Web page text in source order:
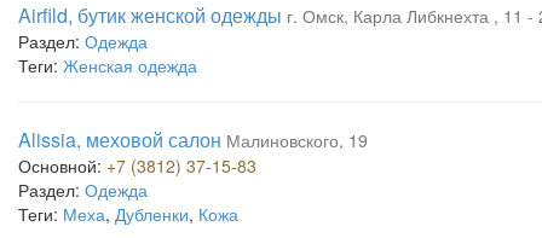
Airfild, бутик женской одежды г. Омск, Карла Либкнехта , 11 -
Раздел: Одежда
Теги: Женская одежда
Alissia, меховой салон Малиновского, 19
Основной: +7 (3812) 37-15-83
Раздел: Одежда
Теги: Меха, Дубленки, Кожа